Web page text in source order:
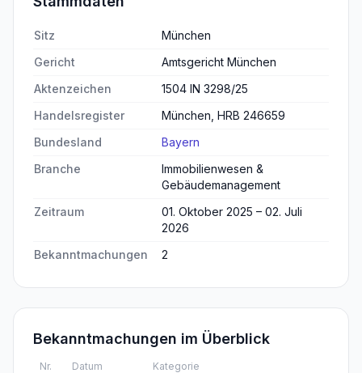
Sitz
München
Gericht
Amtsgericht München
Aktenzeichen
1504 IN 3298/25
Handelsregister
München, HRB 246659
Bundesland
Bayern
Branche
Immobilienwesen &
Gebäudemanagement
Zeitraum
01. Oktober 2025 – 02. Juli
2026
Bekanntmachungen
2
Bekanntmachungen im Überblick
Nr. Datum Kategorie